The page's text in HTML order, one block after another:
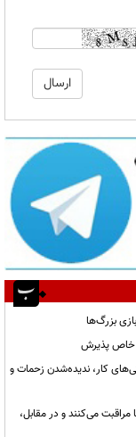
بزرگ‌ها
خاص پذیرش
کار، ندیده‌شدن زحمات و
می‌کنند و در مقابل،